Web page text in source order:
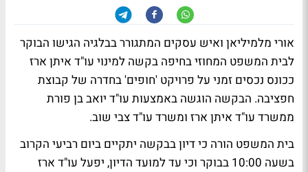
אורי מלמיליאן ואיש עסקים המתגורר בבלגיה הגישו הבוקר
לבית המשפט המחוזי בחיפה בקשה למינוי עו"ד איתן ארז
ככונס נכסים זמני על פרויקט 'חופים' בחדרה של קבוצת
חפציבה. הבקשה הוגשה באמצעות עו"ד יואב בן פורת
ממשרד עו"ד איתן ארז ומשרד עו"ד צבי שוב.
בית המשפט הורה כי דיון בבקשה יתקיים ביום רביעי הקרוב
בשעה 10:00 בבוקר וכי עד למועד הדיון, יפעל עו"ד ארז